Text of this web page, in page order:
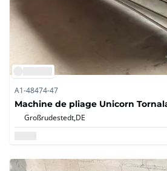
A1-48474-47
Machine de pliage Unicorn
Großrudestedt,DE